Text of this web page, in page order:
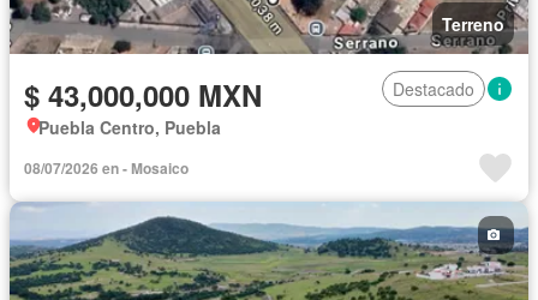
Terreno
$ 43,000,000 MXN
Destacado
Puebla Centro, Puebla
08/07/2026 en - Mosaico